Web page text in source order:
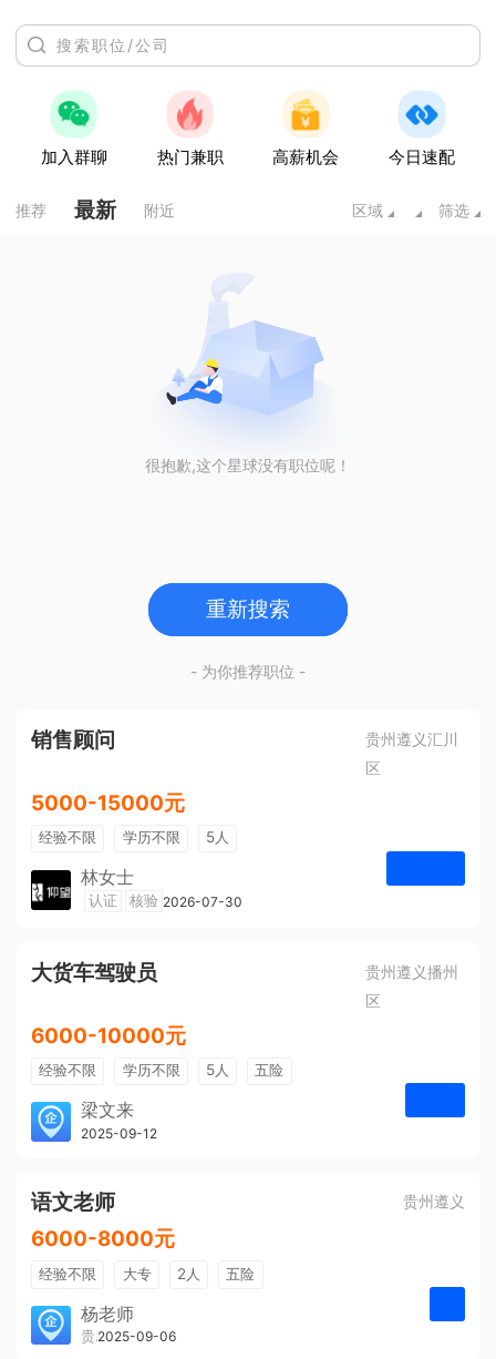
加入群聊 热门兼职 高薪机会 今日速配
推荐 最新 附近 区域 筛选
很抱歉,这个星球没有职位呢！
重新搜索
- 为你推荐职位 -
销售顾问
贵州遵义汇川
区
5000-15000元
经验不限 学历不限 5人
林女士
遵义仰望体验空间
认证 核验 2026-07-30
大货车驾驶员
贵州遵义播州
区
6000-10000元
经验不限 学历不限 5人
五险
免费培训
包住宿
梁文来
贵州璟琦物流有限公司
2025-09-12
语文老师 贵州遵义
6000-8000元
经验不限 大专 2人
五险
带薪年假
年终奖
免费培训
包住宿
杨老师
贵州大美前程文化发展有限公司
2025-09-06